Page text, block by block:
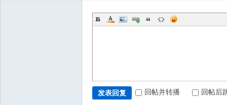
发表回复 回帖并转播 回帖后